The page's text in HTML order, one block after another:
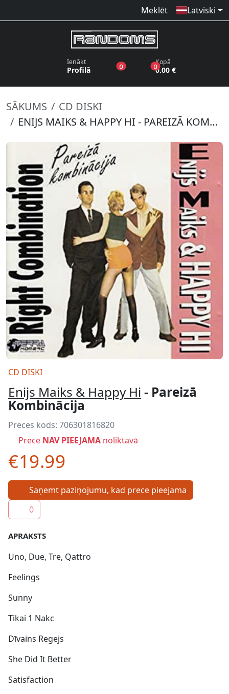
Meklēt Latviski
Ienākt
Profilā 0produkti vēlmju sarakstā
0produkti grozā
Kopā
0.00 €
SĀKUMS
CD DISKI
ENIJS MAIKS & HAPPY HI - PAREIZĀ KOMBINĀCIJA
CD DISKI
Enijs Maiks & Happy Hi - Pareizā
Kombinācija
Preces kods: 706301816820
Prece NAV PIEEJAMA noliktavā
€19.99
Saņemt paziņojumu, kad prece pieejama
0
APRAKSTS
Uno, Due, Tre, Qattro
Feelings
Sunny
Tikai 1 Nakc
Dīvains Regejs
She Did It Better
Satisfaction